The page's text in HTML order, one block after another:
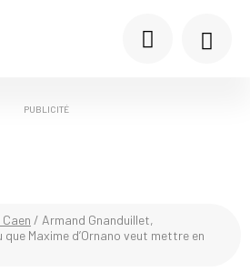
PUBLICITÉ
Caen / Armand Gnanduillet,
Maxime d’Ornano veut mettre en